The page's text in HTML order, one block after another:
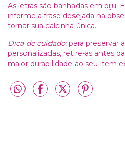
As letras são banhadas em biju.
informe a frase desejada na
tornar sua calcinha única.
Dica de cuidado:para preservar
personalizadas, retire-as antes
maior durabilidade ao seu item